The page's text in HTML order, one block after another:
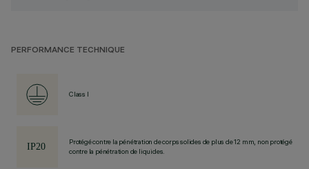
PERFORMANCE TECHNIQUE
Class I
Protégé contre la pénétration de corps solides de plus de 12 mm, non protégé
contre la pénétration de liquides.